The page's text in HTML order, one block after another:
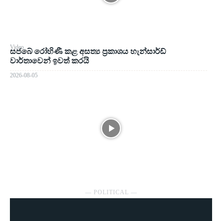
Video
සජබේ රෝහිණී කළ අසත්‍ය ප්‍රකාශය හැන්සාර්ඩ්
වාර්තාවෙන් ඉවත් කරයි
2026-08-05
― POLITICAL ―